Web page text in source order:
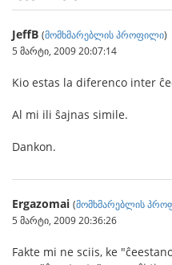
JeffB (მომხმარებლის პროფილი)
5 მარტი, 2009 20:07:14
Kio estas la diferenco inter
Al mi ili ŝajnas simile.
Dankon.
Ergazomai (მომხმარებლის
5 მარტი, 2009 20:36:26
Fakte mi ne sciis, ke